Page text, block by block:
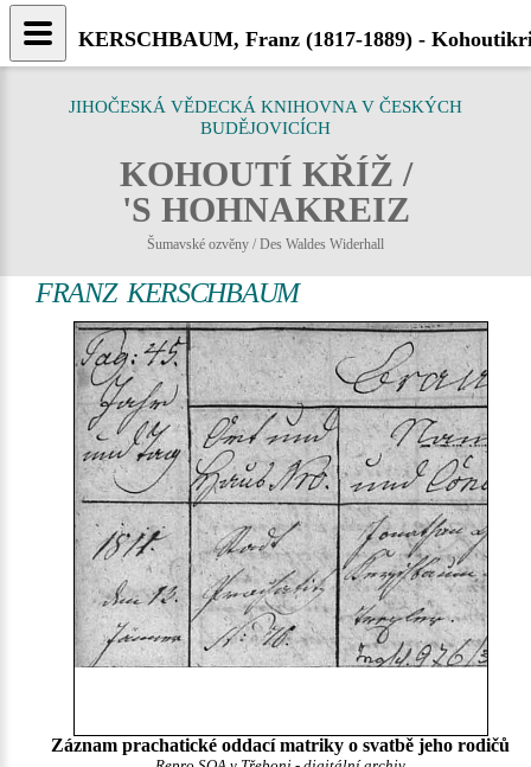
JIHOČESKÁ VĚDECKÁ KNIHOVNA V ČESKÝCH
BUDĚJOVICÍCH
KOHOUTÍ KŘÍŽ /
'S HOHNAKREIZ
Šumavské ozvěny / Des Waldes Widerhall
FRANZ KERSCHBAUM
Záznam prachatické oddací matriky o svatbě jeho rodičů
KERSCHBAUM, Franz (1817-1889) -